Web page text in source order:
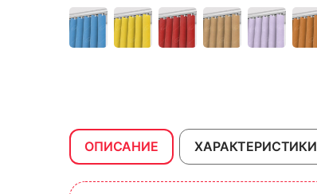
ОПИСАНИЕ ХАРАКТЕРИСТИКИ